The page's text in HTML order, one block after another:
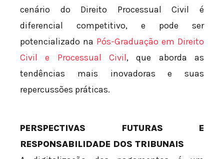
cenário do Direito Processual Civil é
diferencial competitivo, e pode ser
potencializado na Pós-Graduação em Direito
Civil e Processual Civil, que aborda as
tendências mais inovadoras e suas
repercussões práticas.
PERSPECTIVAS FUTURAS E
RESPONSABILIDADE DOS TRIBUNAIS